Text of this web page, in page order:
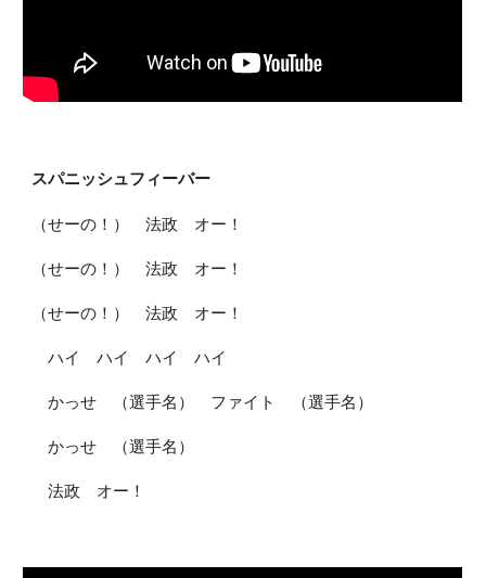
スパニッシュフィーバー
（せーの！） 法政 オー！
（せーの！） 法政 オー！
（せーの！） 法政 オー！
ハイ ハイ ハイ ハイ
かっせ （選手名） ファイト （選手名）
かっせ （選手名）
法政 オー！